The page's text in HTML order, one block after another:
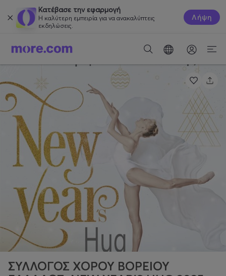
Κατέβασε την εφαρμογή
Η καλύτερη εμπειρία για να ανακαλύπτεις
εκδηλώσεις.
Λήψη
ΣΥΛΛΟΓΟΣ ΧΟΡΟΥ ΒΟΡΕΙΟΥ